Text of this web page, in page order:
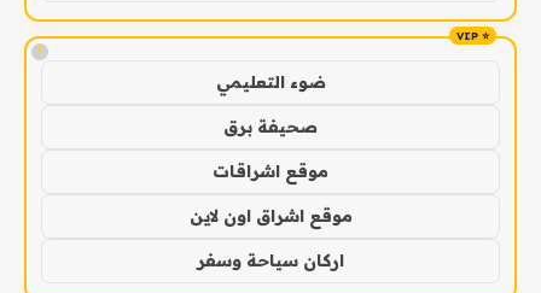
!
ضوء التعليمي
صحيفة برق
موقع اشراقات
موقع اشراق اون لاين
اركان سياحة وسفر